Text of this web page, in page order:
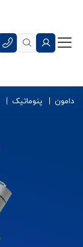
دامون پنوماتیک